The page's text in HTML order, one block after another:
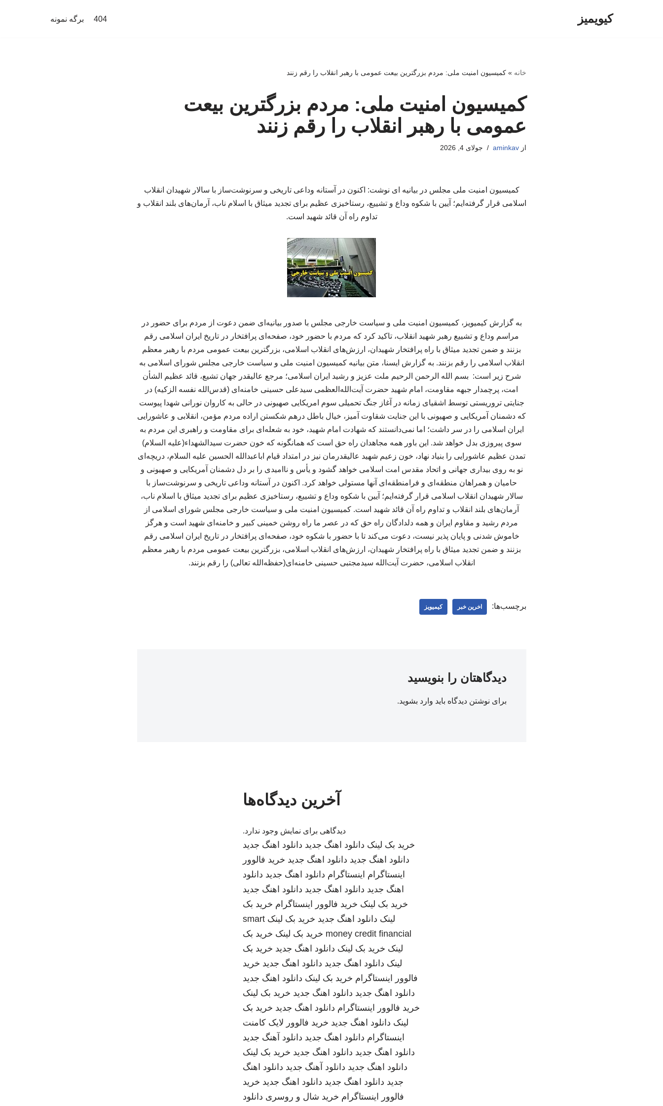
کیویمیز 404 برگه نمونه
خانه »کمیسیون امنیت ملی: مردم بزرگترین بیعت عمومی با رهبر انقلاب را رقم زنند
کمیسیون امنیت ملی: مردم بزرگترین بیعت
عمومی با رهبر انقلاب را رقم زنند
ازaminkav جولای 4, 2026
کمیسیون امنیت ملی مجلس در بیانیه ای نوشت: اکنون در آستانه وداعی تاریخی و سرنوشت‌ساز با سالار شهیدان انقلاب
اسلامی قرار گرفته‌ایم؛ آیین با شکوه وداع و تشییع، رستاخیزی عظیم برای تجدید میثاق با اسلام ناب، آرمان‌های بلند انقلاب و
تداوم راه آن قائد شهید است.
به گزارش کیمیویز، کمیسیون امنیت ملی و سیاست خارجی مجلس با صدور بیانیه‌ای ضمن دعوت از مردم برای حضور در
مراسم وداع و تشییع رهبر شهید انقلاب، تاکید کرد که مردم با حضور خود، صفحه‌ای پرافتخار در تاریخ ایران اسلامی رقم
بزنند و ضمن تجدید میثاق با راه پرافتخار شهیدان، ارزش‌های انقلاب اسلامی، بزرگترین بیعت عمومی مردم با رهبر معظم
انقلاب اسلامی را رقم بزنند. به گزارش ایسنا، متن بیانیه کمیسیون امنیت ملی و سیاست خارجی مجلس شورای اسلامی به
شرح زیر است: بسم الله الرحمن الرحیم ملت عزیز و رشید ایران اسلامی؛ مرجع عالیقدر جهان تشیع، قائد عظیم الشأن
امت، پرچمدار جبهه مقاومت، امام شهید حضرت آیت‌الله‌العظمی سیدعلی حسینی خامنه‌ای (قدس‌الله نفسه الزکیه) در
جنایتی تروریستی توسط اشقیای زمانه در آغاز جنگ تحمیلی سوم امریکایی صهیونی در حالی به کاروان نورانی شهدا پیوست
که دشمنان آمریکایی و صهیونی با این جنایت شقاوت‌ آمیز، خیال باطل درهم‌ شکستن اراده مردم مؤمن، انقلابی و عاشورایی
ایران اسلامی را در سر داشت؛ اما نمی‌دانستند که شهادت امام شهید، خود به شعله‌ای برای مقاومت و راهبری این مردم به
سوی پیروزی بدل خواهد شد. این باور همه مجاهدان راه حق است که همانگونه که خون حضرت سیدالشهداء(علیه السلام)
تمدن عظیم عاشورایی را بنیاد نهاد، خون زعیم شهید عالیقدرمان نیز در امتداد قیام اباعبدالله الحسین علیه السلام، دریچه‌ای
نو به روی بیداری جهانی و اتحاد مقدس امت اسلامی خواهد گشود و یأس و ناامیدی را بر دل دشمنان آمریکایی و صهیونی و
حامیان و همراهان منطقه‌ای و فرامنطقه‌ای آنها مستولی خواهد کرد. اکنون در آستانه وداعی تاریخی و سرنوشت‌ساز با
سالار شهیدان انقلاب اسلامی قرار گرفته‌ایم؛ آیین با شکوه وداع و تشییع، رستاخیزی عظیم برای تجدید میثاق با اسلام ناب،
آرمان‌های بلند انقلاب و تداوم راه آن قائد شهید است. کمیسیون امنیت ملی و سیاست خارجی مجلس شورای اسلامی از
مردم رشید و مقاوم ایران و همه دلدادگان راه حق که در عصر ما راه روشن خمینی کبیر و خامنه‌ای شهید است و هرگز
خاموش‌ شدنی و پایان پذیر نیست، دعوت می‌کند تا با حضور با شکوه خود، صفحه‌ای پرافتخار در تاریخ ایران اسلامی رقم
بزنند و ضمن تجدید میثاق با راه پرافتخار شهیدان، ارزش‌های انقلاب اسلامی، بزرگترین بیعت عمومی مردم با رهبر معظم
انقلاب اسلامی، حضرت آیت‌الله سیدمجتبی حسینی خامنه‌ای(حفظه‌الله تعالی) را رقم بزنند.
برچسب‌ها: اخرین خبر کیمیویز
دیدگاهتان را بنویسید
برای نوشتن دیدگاه باید وارد بشوید.
آخرین دیدگاه‌ها
دیدگاهی برای نمایش وجود ندارد.
خرید بک لینک دانلود اهنگ جدید دانلود اهنگ جدید
دانلود اهنگ جدید دانلود اهنگ جدید خرید فالوور
اینستاگرام اینستاگرام دانلود اهنگ جدید دانلود
اهنگ جدید دانلود اهنگ جدید دانلود اهنگ جدید
خرید بک لینک خرید فالوور اینستاگرام خرید بک
لینک دانلود اهنگ جدید خرید بک لینک smart
money credit financial خرید بک لینک خرید بک
لینک خرید بک لینک دانلود اهنگ جدید خرید بک
لینک دانلود اهنگ جدید دانلود اهنگ جدید خرید
فالوور اینستاگرام خرید بک لینک دانلود اهنگ جدید
دانلود اهنگ جدید دانلود اهنگ جدید خرید بک لینک
خرید فالوور اینستاگرام دانلود اهنگ جدید خرید بک
لینک دانلود اهنگ جدید خرید فالوور لایک کامنت
اینستاگرام دانلود اهنگ جدید دانلود آهنگ جدید
دانلود اهنگ جدید دانلود اهنگ جدید خرید بک لینک
دانلود اهنگ جدید دانلود آهنگ جدید دانلود اهنگ
جدید دانلود اهنگ جدید دانلود اهنگ جدید خرید
فالوور اینستاگرام خرید شال و روسری دانلود